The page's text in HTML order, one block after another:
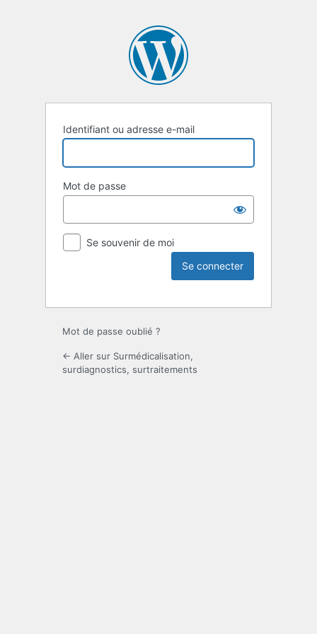
Identifiant ou adresse e-mail
Mot de passe
Se souvenir de moi
Mot de passe oublié ?
← Aller sur Surmédicalisation,
surdiagnostics, surtraitements